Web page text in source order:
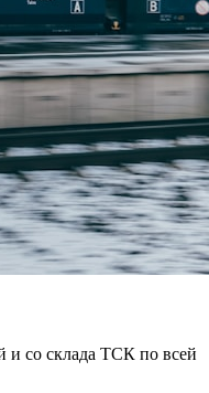
и со склада ТСК по всей